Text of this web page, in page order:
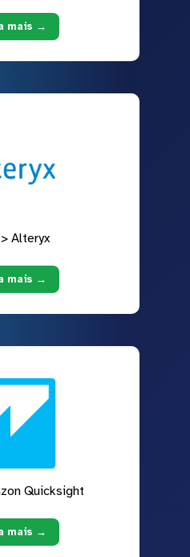
mais →
Alteryx
mais →
Quicksight
mais →